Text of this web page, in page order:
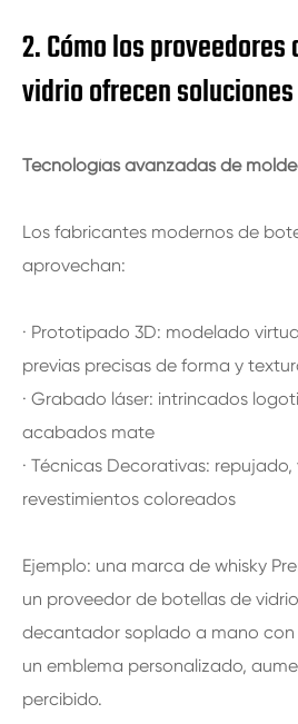
2. Cómo los
vidrio ofrecen
Tecnologías avanzadas de
Los fabricantes modernos de
aprovechan:
· Prototipado 3D: modelado
previas precisas de forma y
· Grabado láser: intrincados
acabados mate
· Técnicas Decorativas:
revestimientos coloreados
Ejemplo: una marca de whisky
un proveedor de botellas de
decantador soplado a mano
un emblema personalizado,
percibido.